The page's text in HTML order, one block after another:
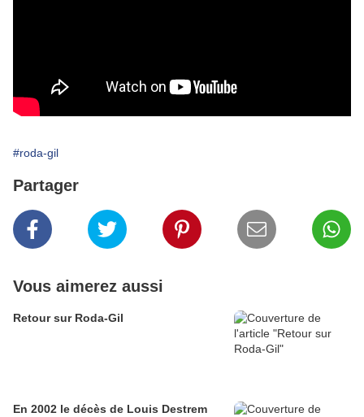
#roda-gil
Partager
Vous aimerez aussi
Retour sur Roda-Gil
En 2002 le décès de Louis Destrem